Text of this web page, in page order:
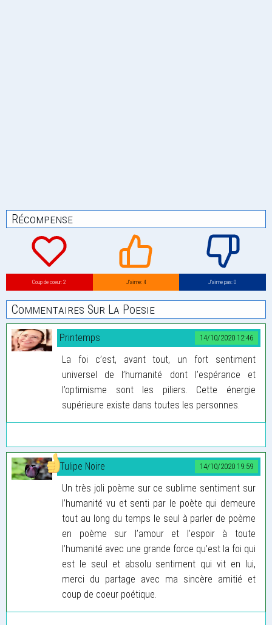
Récompense
Coup de coeur: 2 J’aime: 4 J’aime pas: 0
Commentaires Sur La Poesie
14/10/2020 12:46
Printemps
La foi c’est, avant tout, un fort sentiment
universel de l’humanité dont l’espérance et
l’optimisme sont les piliers. Cette énergie
supérieure existe dans toutes les personnes.
14/10/2020 19:59
Tulipe Noire
Un très joli poème sur ce sublime sentiment sur
l’humanité vu et senti par le poète qui demeure
tout au long du temps le seul à parler de poème
en poème sur l’amour et l’espoir à toute
l’humanité avec une grande force qu’est la foi qui
est le seul et absolu sentiment qui vit en lui,
merci du partage avec ma sincère amitié et
coup de coeur poétique.